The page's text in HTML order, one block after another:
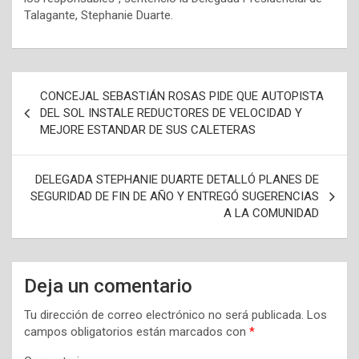
Talagante, Stephanie Duarte.
e
c
i
CONCEJAL SEBASTIÁN ROSAS PIDE QUE AUTOPISTA
DEL SOL INSTALE REDUCTORES DE VELOCIDAD Y
MEJORE ESTANDAR DE SUS CALETERAS
DELEGADA STEPHANIE DUARTE DETALLÓ PLANES DE
SEGURIDAD DE FIN DE AÑO Y ENTREGÓ SUGERENCIAS
A LA COMUNIDAD
Deja un comentario
Tu dirección de correo electrónico no será publicada. Los
campos obligatorios están marcados con *